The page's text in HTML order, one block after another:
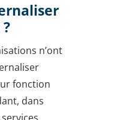
n’ont
fonction
dans